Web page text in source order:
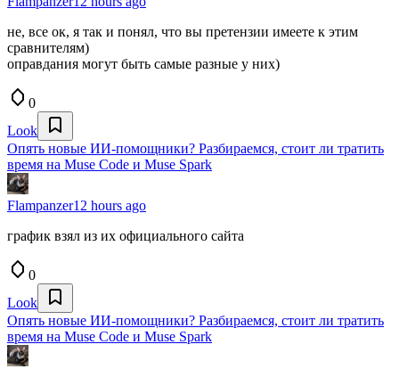
не, все ок, я так и понял, что вы претензии имеете к этим
сравнителям)
оправдания могут быть самые разные у них)
0
Look
Опять новые ИИ-помощники? Разбираемся, стоит ли тратить
время на Muse Code и Muse Spark
Flampanzer12 hours ago
график взял из их официального сайта
0
Look
Опять новые ИИ-помощники? Разбираемся, стоит ли тратить
время на Muse Code и Muse Spark